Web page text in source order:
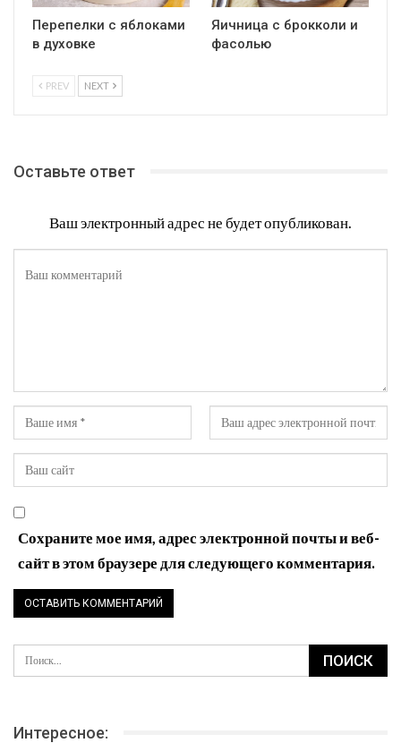
Перепелки с яблоками
в духовке
Яичница с брокколи и
фасолью
PREV NEXT
Оставьте ответ
Ваш электронный адрес не будет опубликован.
Сохраните мое имя, адрес электронной почты и веб-
сайт в этом браузере для следующего комментария.
Интересное: